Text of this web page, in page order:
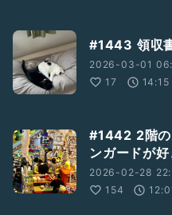
#1443 領収
2026-03-01
17
14:15
#1442 2階の
ンガードが好
2026-02-28
154